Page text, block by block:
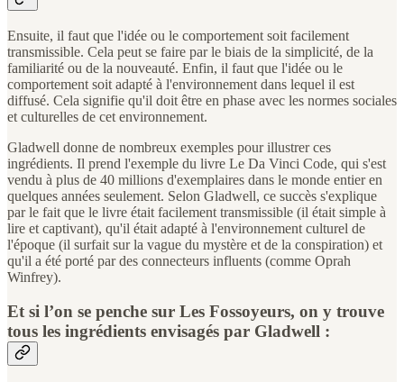
Ensuite, il faut que l'idée ou le comportement soit facilement
transmissible. Cela peut se faire par le biais de la simplicité, de la
familiarité ou de la nouveauté. Enfin, il faut que l'idée ou le
comportement soit adapté à l'environnement dans lequel il est
diffusé. Cela signifie qu'il doit être en phase avec les normes sociales
et culturelles de cet environnement.
Gladwell donne de nombreux exemples pour illustrer ces
ingrédients. Il prend l'exemple du livre Le Da Vinci Code, qui s'est
vendu à plus de 40 millions d'exemplaires dans le monde entier en
quelques années seulement. Selon Gladwell, ce succès s'explique
par le fait que le livre était facilement transmissible (il était simple à
lire et captivant), qu'il était adapté à l'environnement culturel de
l'époque (il surfait sur la vague du mystère et de la conspiration) et
qu'il a été porté par des connecteurs influents (comme Oprah
Winfrey).
Et si l’on se penche sur Les Fossoyeurs, on y trouve
tous les ingrédients envisagés par Gladwell :